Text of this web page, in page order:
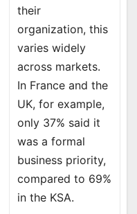
their
organization, this
varies widely
across markets.
In France and the
UK, for example,
only 37% said it
was a formal
business priority,
compared to 69%
in the KSA.